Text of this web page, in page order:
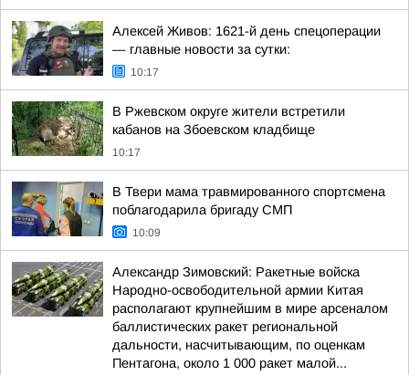
Алексей Живов: 1621-й день спецоперации
— главные новости за сутки:
10:17
В Ржевском округе жители встретили
кабанов на Збоевском кладбище
10:17
В Твери мама травмированного спортсмена
поблагодарила бригаду СМП
10:09
Александр Зимовский: Ракетные войска
Народно-освободительной армии Китая
располагают крупнейшим в мире арсеналом
баллистических ракет региональной
дальности, насчитывающим, по оценкам
Пентагона, около 1 000 ракет малой...